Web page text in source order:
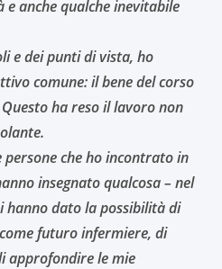
e anche qualche inevitabile
e dei punti di vista, ho
comune: il bene del corso
ha reso il lavoro non
che ho incontrato in
insegnato qualcosa – nel
hanno dato la possibilità di
futuro infermiere, di
approfondire le mie